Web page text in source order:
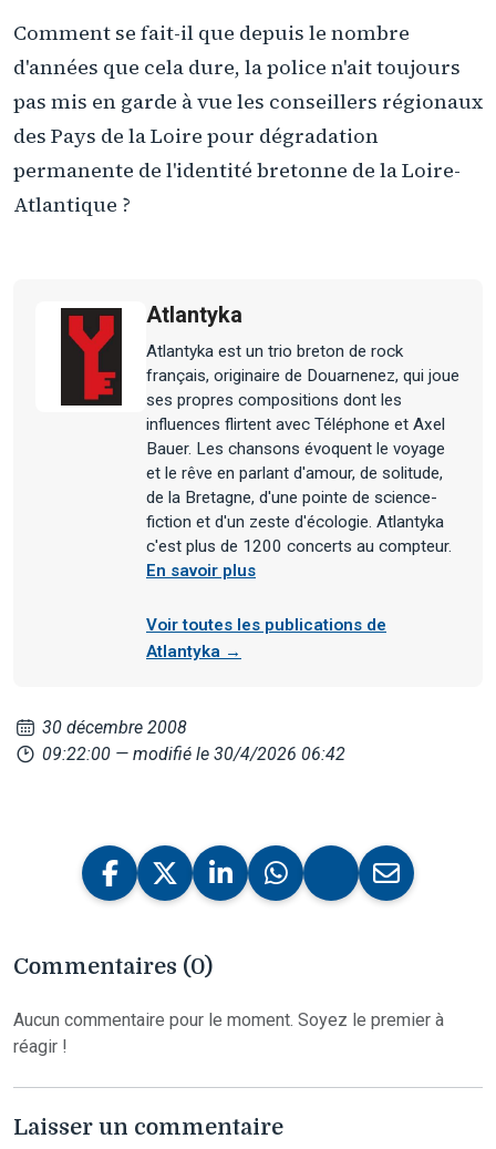
Comment se fait-il que depuis le nombre
d'années que cela dure, la police n'ait toujours
pas mis en garde à vue les conseillers régionaux
des Pays de la Loire pour dégradation
permanente de l'identité bretonne de la Loire-
Atlantique ?
Atlantyka
Atlantyka est un trio breton de rock
français, originaire de Douarnenez, qui joue
ses propres compositions dont les
influences flirtent avec Téléphone et Axel
Bauer. Les chansons évoquent le voyage
et le rêve en parlant d'amour, de solitude,
de la Bretagne, d'une pointe de science-
fiction et d'un zeste d'écologie. Atlantyka
c'est plus de 1200 concerts au compteur.
En savoir plus
Voir toutes les publications de
Atlantyka →
30 décembre 2008
09:22:00 — modifié le 30/4/2026 06:42
Commentaires (0)
Aucun commentaire pour le moment. Soyez le premier à
réagir !
Laisser un commentaire